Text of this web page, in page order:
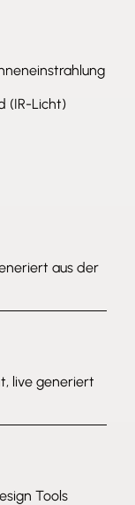
(IR-Licht)
aus der
live generiert
Tools